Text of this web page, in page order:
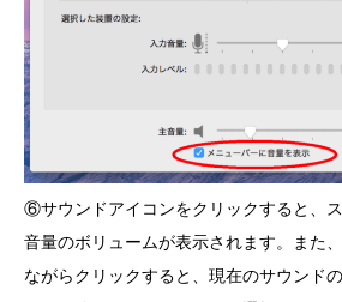
⑥サウンドアイコンをクリックすると、
音量のボリュームが表示されます。また
ながらクリックすると、現在のサウンド